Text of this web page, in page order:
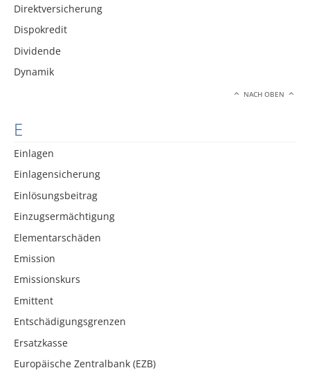
Direktversicherung
Dispokredit
Dividende
Dynamik
NACH OBEN
E
Einlagen
Einlagensicherung
Einlösungsbeitrag
Einzugsermächtigung
Elementarschäden
Emission
Emissionskurs
Emittent
Entschädigungsgrenzen
Ersatzkasse
Europäische Zentralbank (EZB)